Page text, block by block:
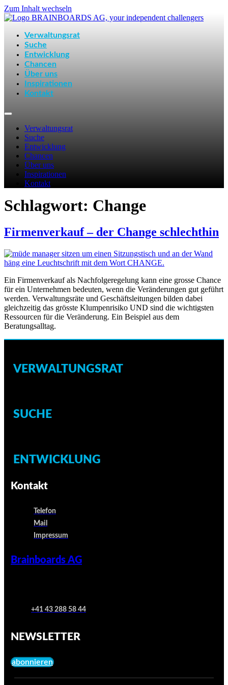
Zum Inhalt wechseln
Verwaltungsrat
Suche
Entwicklung
Chancen
Über uns
Inspirationen
Kontakt
Verwaltungsrat
Suche
Entwicklung
Chancen
Über uns
Inspirationen
Kontakt
Schlagwort: Change
Firmenverkauf – der Change schlechthin
Ein Firmenverkauf als Nachfolgeregelung kann eine grosse Chance
für ein Unternehmen bedeuten, wenn die Veränderungen gut geführt
werden. Verwaltungsräte und Geschäftsleitungen bilden dabei
gleichzeitig das grösste Klumpenrisiko UND sind die wichtigsten
Ressourcen für die Veränderung. Ein Beispiel aus dem
Beratungsalltag.
VERWALTUNGSRAT
SUCHE
ENTWICKLUNG
Kontakt
Telefon
Mail
Impressum
Brainboards AG
+41 43 288 58 44
NEWSLETTER
abonnieren